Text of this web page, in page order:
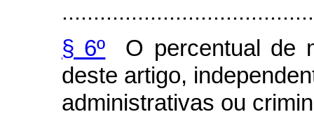
§ 6º O percentual de
deste artigo,
administrativas ou